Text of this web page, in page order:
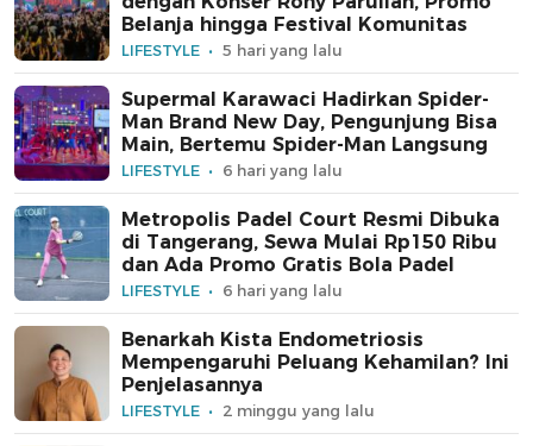
Belanja hingga Festival Komunitas
LIFESTYLE 5 hari yang lalu
Supermal Karawaci Hadirkan Spider-
Man Brand New Day, Pengunjung Bisa
Main, Bertemu Spider-Man Langsung
LIFESTYLE 6 hari yang lalu
Metropolis Padel Court Resmi Dibuka
di Tangerang, Sewa Mulai Rp150 Ribu
dan Ada Promo Gratis Bola Padel
LIFESTYLE 6 hari yang lalu
Benarkah Kista Endometriosis
Mempengaruhi Peluang Kehamilan? Ini
Penjelasannya
LIFESTYLE 2 minggu yang lalu